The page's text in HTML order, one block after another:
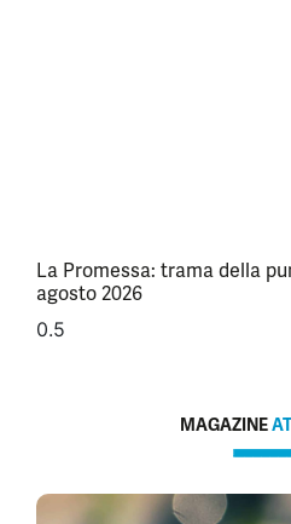
La Promessa: trama della
agosto 2026
MAGAZINE